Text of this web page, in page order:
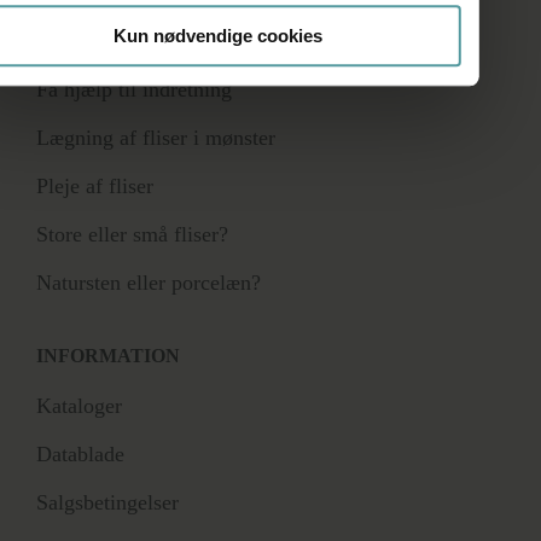
Kun nødvendige cookies
RÅDGIVNING
Få hjælp til indretning
Lægning af fliser i mønster
Pleje af fliser
Store eller små fliser?
Natursten eller porcelæn?
INFORMATION
Kataloger
Datablade
Salgsbetingelser